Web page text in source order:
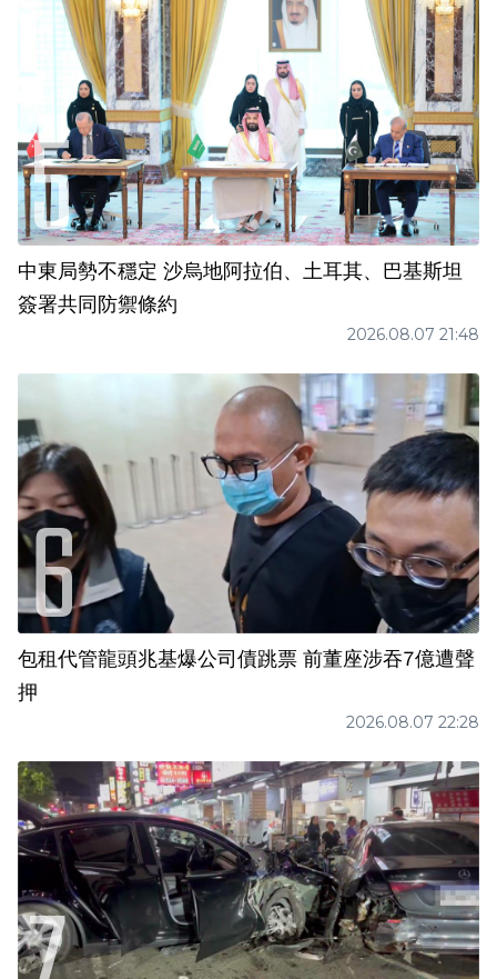
中東局勢不穩定 沙烏地阿拉伯、土耳其、巴基斯坦
簽署共同防禦條約
2026.08.07 21:48
包租代管龍頭兆基爆公司債跳票 前董座涉吞7億遭聲
押
2026.08.07 22:28